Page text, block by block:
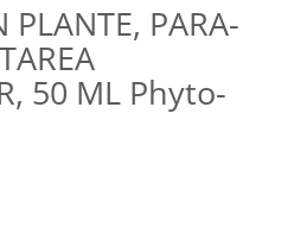
PARA-
50 ML Phyto-